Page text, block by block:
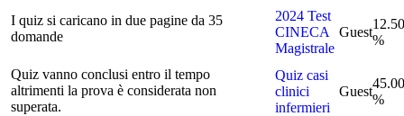
I quiz si caricano in due pagine da 35
domande
Quiz vanno conclusi entro il tempo
altrimenti la prova è considerata non
superata.
2024 Test
CINECA
Magistrale
Guest
12.50
%
Quiz casi
clinici
infermieri
Guest
45.00
%